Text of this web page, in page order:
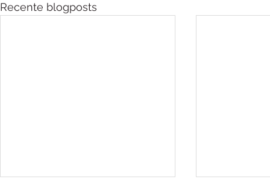
Recente blogposts